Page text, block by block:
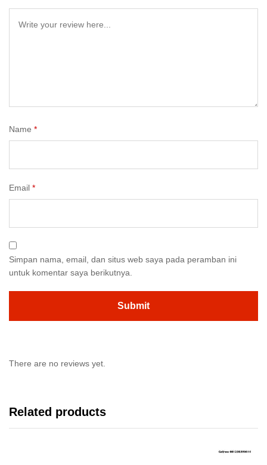
Name *
Email *
Simpan nama, email, dan situs web saya pada peramban ini
untuk komentar saya berikutnya.
There are no reviews yet.
Related products